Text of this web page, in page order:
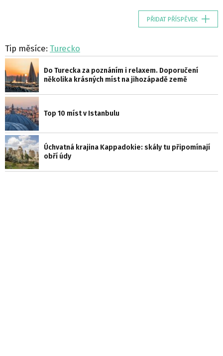
PŘIDAT PŘÍSPĚVEK
Tip měsíce: Turecko
Do Turecka za poznáním i relaxem. Doporučení
několika krásných míst na jihozápadě země
Top 10 míst v Istanbulu
Úchvatná krajina Kappadokie: skály tu připomínají
obří údy